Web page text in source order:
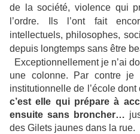
de la société, violence qui
l’ordre. Ils l’ont fait
intellectuels, philosophes,
depuis longtemps sans être
Exceptionnellement je n’ai
une colonne. Par contre je
institutionnelle de l’école
c’est elle qui prépare à
ensuite sans broncher…
des Gilets jaunes dans la rue.